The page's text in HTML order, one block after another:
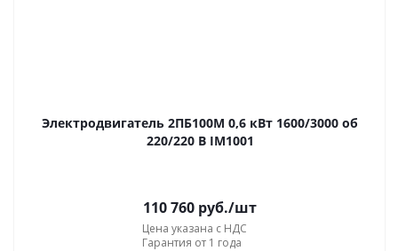
Электродвигатель 2ПБ100М 0,6 кВт 1600/3000 об
220/220 В IM1001
110 760 руб./шт
Цена указана с НДС
Гарантия от 1 года